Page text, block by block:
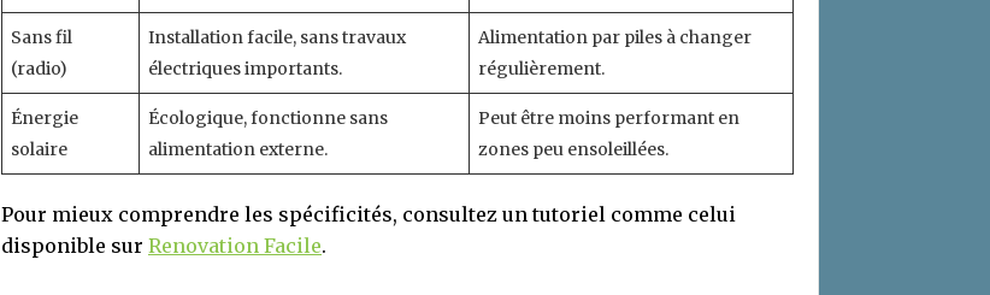
Sans fil
(radio)
Installation facile, sans travaux
électriques importants.
Alimentation par piles à changer
régulièrement.
Énergie
solaire
Écologique, fonctionne sans
alimentation externe.
Peut être moins performant en
zones peu ensoleillées.
Pour mieux comprendre les spécificités, consultez un tutoriel comme celui
disponible sur Renovation Facile.